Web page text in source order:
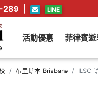
289 LINE
活動優惠 菲律賓遊
布里斯本 Brisbane ILSC